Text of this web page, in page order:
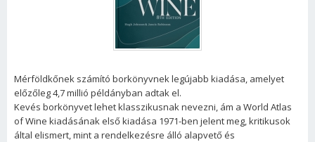
Mérföldkőnek számító borkönyvnek legújabb kiadása, amelyet
előzőleg 4,7 millió példányban adtak el.
Kevés borkönyvet lehet klasszikusnak nevezni, ám a World Atlas
of Wine kiadásának első kiadása 1971-ben jelent meg, kritikusok
által elismert, mint a rendelkezésre álló alapvető és